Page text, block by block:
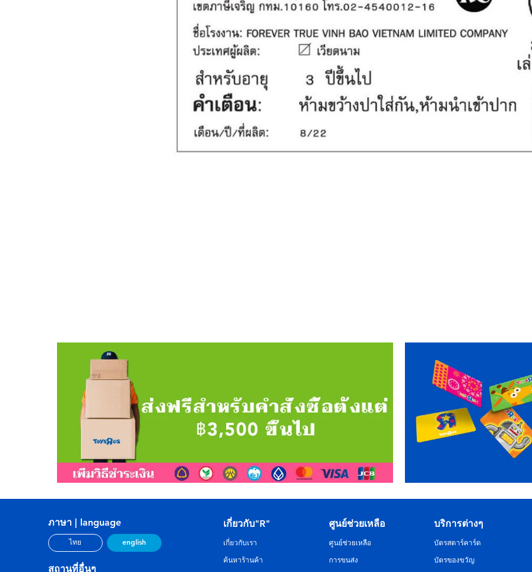
ภาษา | language
ไทย english
สถานที่อื่นๆ
เกี่ยวกับ"R"
เกี่ยวกับเรา
ค้นหาร้านค้า
ศูนย์ช่วยเหลือ
ศูนย์ช่วยเหลือ
การขนส่ง
บริการต่างๆ
บัตรสตาร์คาร์ด
บัตรของขวัญ